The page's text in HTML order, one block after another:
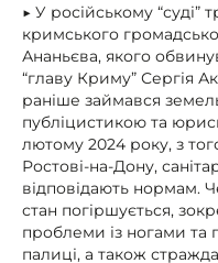
▶ У російському “суді”
кримського
Ананьєва, якого
“главу Криму” Сергія
раніше займався
публіцистикою та
лютому 2024 року, з
Ростові-на-Дону,
відповідають нормам.
стан погіршується,
проблеми із ногами та
палиці, а також